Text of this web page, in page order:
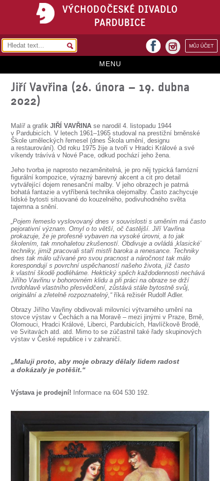
VÝCHODOČESKÉ DIVADLO
PARDUBICE
MŮJ ÚČET
facebook
MENU
HOME
REPERTOÁR
VSTUPENKY
KONTAKTY
O DIVADLE
SOUBOR
DÁLE NABÍZÍME
Jiří Vavřina (26. února – 19. dubna
2022)
Malíř a grafikJIŘÍ VAVŘINA se narodil 4. listopadu 1944
v Pardubicích. V letech 1961–1965 studoval na prestižní brněnské
Škole uměleckých řemesel (dnes Škola umění, designu
a restaurování). Od roku 1975 žije a tvoří v Hradci Králové a své
víkendy trávívá v Nové Pace, odkud pochází jeho žena.
Jeho tvorba je naprosto nezaměnitelná, je pro něj typická famózní
figurální kompozice, výrazný barevný akcent a cit pro detail
vytvářející dojem renesanční malby. V jeho obrazech je patrná
bohatá fantazie a vytříbená technika olejomalby. Často zachycuje
lidské bytosti situované do kouzelného, podivuhodného světa
tajemna a snění.
„Pojem řemeslo vyslovovaný dnes v souvislosti s uměním má často
pejorativní význam. Omyl o to větší, oč častější. Jiří Vavřina
prokazuje, že je profesně vybaven na vysoké úrovni, a to jak
školením, tak mnohaletou zkušeností. Obdivuje a ovládá ‚klasické’
techniky, jimiž pracovali staří mistři baroka a renesance. Techniky
dnes tak málo užívané pro svou pracnost a náročnost tak málo
korespondují s povrchní uspěchaností našeho života, jíž často
k vlastní škodě podléháme. Hektický spěch každodennosti nechává
Jiřího Vavřinu v bohorovném klidu a při práci na obraze se drží
tvrdohlavě vlastního přesvědčení, zůstává stále bytostně svůj,
originální a zřetelně rozpoznatelný,“říká režisér Rudolf Adler.
Obrazy Jiřího Vavřiny obdivovali milovníci výtvarného umění na
stovce výstav v Čechách a na Moravě – mezi jinými v Praze, Brně,
Olomouci, Hradci Králové, Liberci, Pardubicích, Havlíčkově Brodě,
ve Svitavách atd. atd. Mimo to se zúčastnil také řady skupinových
výstav v České republice i v zahraničí.
„Maluji proto, aby moje obrazy dělaly lidem radost
a dokázaly je potěšit.“
Výstava je prodejní! Informace na 604 530 192.